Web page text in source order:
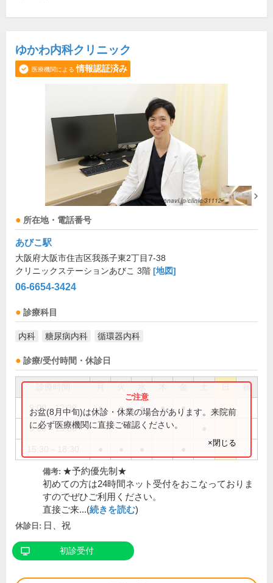
ゆかわ内科クリニック
医療機関による 情報認証済み
所在地・電話番号
あびこ駅
大阪府大阪市住吉区我孫子東2丁目7-38
クリニックステーションあびこ 3階 [地図]
06-6654-3424
診療科目
内科 糖尿病内科 循環器内科
診療/受付時間・休診日
祝
9:00～12:30 ● ● ● ● ●
9:00～13:30
お盆(8月中旬)は休診・休業の場合があります。来院前
に必ず医療機関に直接ご確認ください。
×閉じる
備考: ★予約優先制★
初めての方は24時間ネット受付をおこなっておりま
すのでぜひご利用ください。
直接ご来...(続きを読む)
休診日: 日、祝
初診受付